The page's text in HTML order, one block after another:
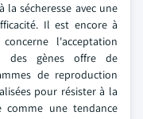
la sécheresse avec une
Il est encore à
l'acceptation
des gènes offre de
de reproduction
pour résister à la
comme une tendance